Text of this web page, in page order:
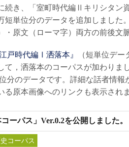
続き、「室町時代編Ⅱキリシタン
短単位分のデータを追加しました
・原文（ローマ字）両方の前後文
戸時代編Ⅰ洒落本』
（短単位デ
て，洒落本のコーパスが加わりま
分のデータです。詳細な話者情
る原本画像へのリンクも表示され
ーパス」Ver.0.2を公開しました。
コーパス